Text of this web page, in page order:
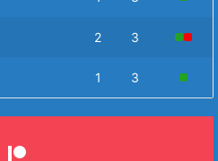
2 3
1 3